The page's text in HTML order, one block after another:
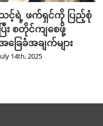
င့်ရဲ့ ဖက်ရှင်ကို ပြည့်စုံ
ပြီး စတိုင်ကျစေဖို့
ခြေခံအချက်များ
14th, 2025